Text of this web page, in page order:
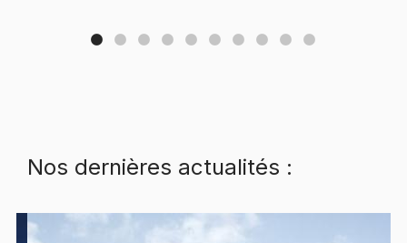
Nos dernières actualités :